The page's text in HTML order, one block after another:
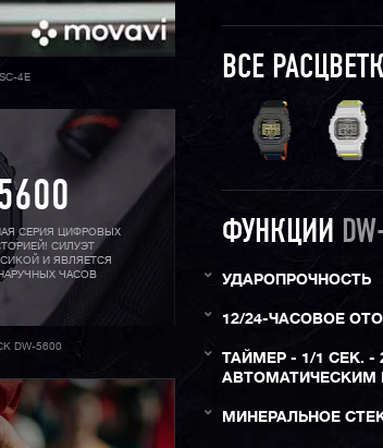
4E
СЕРИЯ ЦИФРОВЫХ
СИЛУЭТ
И ЯВЛЯЕТСЯ
ЧАСОВ
DW-5600
ВСЕ
ФУНКЦИИ
УДАРОПРОЧНОСТЬ
12/24-ЧАСОВОЕ
ТАЙМЕР - 1/1 СЕК. -
АВТОМАТИЧЕСКИМ
МИНЕРАЛЬНОЕ